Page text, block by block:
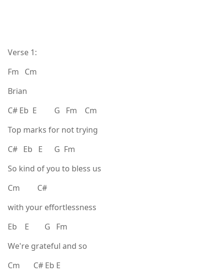
Verse 1:
Fm Cm
Brian
C# Eb E G Fm Cm
Top marks for not trying
C# Eb E G Fm
So kind of you to bless us
Cm C#
with your effortlessness
Eb E G Fm
We're grateful and so
Cm C# Eb E